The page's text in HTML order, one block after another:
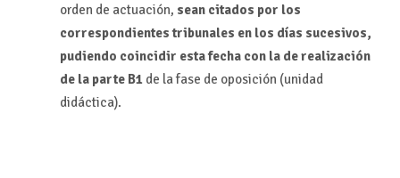
orden de actuación, sean citados por los
correspondientes tribunales en los días sucesivos,
pudiendo coincidir esta fecha con la de realización
de la parte B1de la fase de oposición (unidad
didáctica).